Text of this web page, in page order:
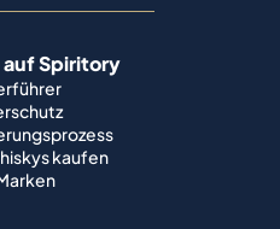
auf Spiritory
kaufen